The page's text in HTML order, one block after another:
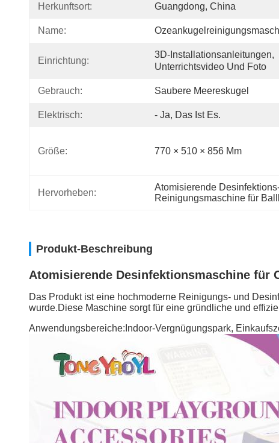
Herkunftsort: Guangdong, China
Name:
Einrichtung:
3D-Installationsanleitungen,
Unterrichtsvideo Und Foto
Gebrauch: Saubere Meereskugel
Elektrisch: - Ja, Das Ist Es.
Größe: 770 × 510 × 856 Mm
Hervorheben:
Atomisierende
Reinigungsmaschine für
Produkt-Beschreibung
Atomisierende Desinfektionsmaschine für
Das Produkt ist eine hochmoderne Reinigungs- und
wurde.Diese Maschine sorgt für eine gründliche und
Anwendungsbereiche:Indoor-Vergnügungspark,